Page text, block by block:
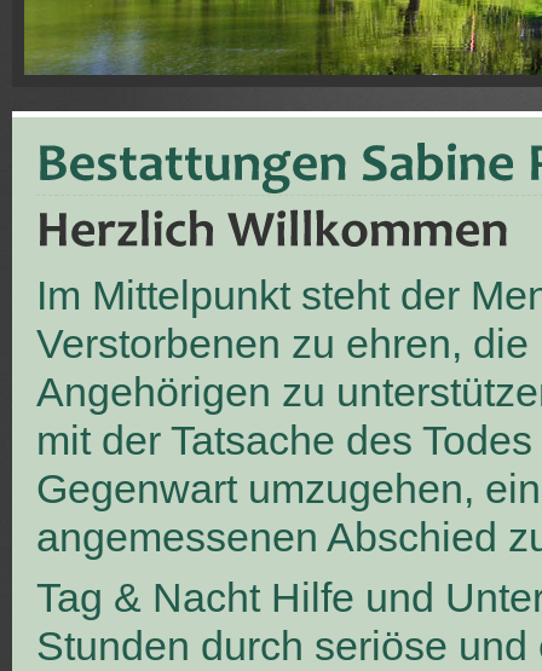
Im Mittelpunkt steht der
Verstorbenen zu ehren, die
Angehörigen zu
mit der Tatsache des
Gegenwart umzugehen,
angemessenen Abschied
Tag & Nacht Hilfe und
Stunden durch seriöse